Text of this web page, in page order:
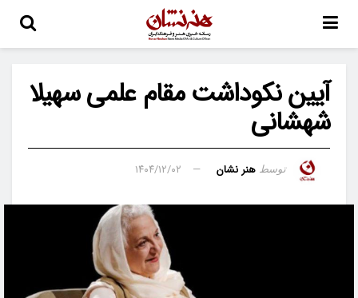
آیین نکوداشت مقام علمی سهیلا
شهشانی
توسط هنر نشان ۱۴۰۴/۱۲/۰۲